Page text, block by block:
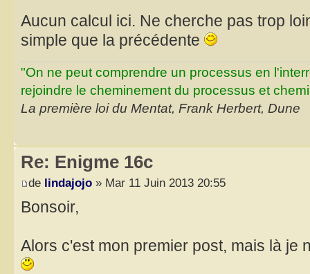
Aucun calcul ici. Ne cherche pas trop
simple que la précédente
"On ne peut comprendre un processus en
rejoindre le cheminement du processus et
La première loi du Mentat, Frank Herbert, Dune
Re: Enigme 16c
de lindajojo » Mar 11 Juin 2013 20:55
Bonsoir,
Alors c'est mon premier post, mais là je